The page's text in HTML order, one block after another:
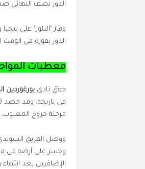
الدور نصف النهائي
وفاز "البلوز" على
الدور بفوزه في
معطيات
حقق نادييورغوردين
مرحلة خروج المغلوب، قبل أن يحقق فوزا
الإضافيين بعد انتهاء وقتها